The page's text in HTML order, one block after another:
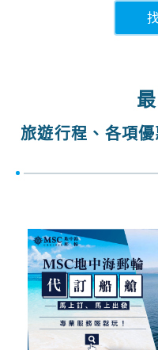
旅遊行程、各項